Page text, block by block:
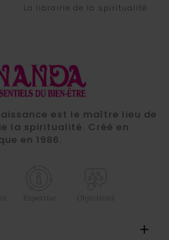
La librairie de la spiritualité
est le maître lieu de
la spiritualité. Créé en
en 1986.
